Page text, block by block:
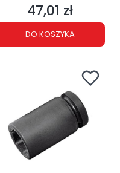
Cena
47,01 zł
DO KOSZYKA